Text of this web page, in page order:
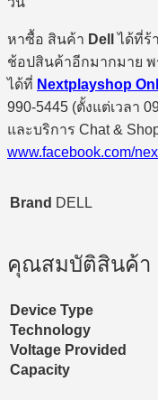
หาซื้อ สินค้า Dell ได้ที่ร้
ช้อปสินค้าอีกมากมาย
ได้ที่ Nextplayshop
990-5445 (ตั้งแต่เวลา
และบริการ Chat &
www.facebook.com/
Brand DELL
คุณสมบัติสินค้า
Device Type
Technology
Voltage Provided
Capacity